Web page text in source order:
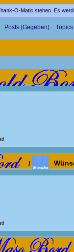
O-Matic stehen. Es
Posts (Gegeben)
/